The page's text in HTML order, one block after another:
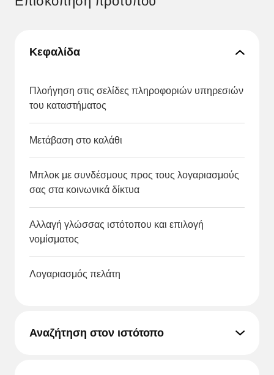
Κεφαλίδα
Πλοήγηση στις σελίδες πληροφοριών υπηρεσιών
του καταστήματος
Μετάβαση στο καλάθι
Μπλοκ με συνδέσμους προς τους λογαριασμούς
σας στα κοινωνικά δίκτυα
Αλλαγή γλώσσας ιστότοπου και επιλογή
νομίσματος
Λογαριασμός πελάτη
Αναζήτηση στον ιστότοπο